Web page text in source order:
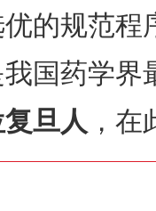
的规范
国药学
旦人 ，